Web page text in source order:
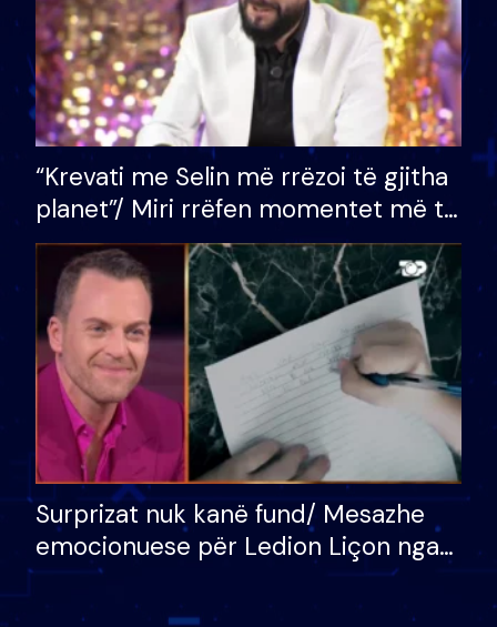
“Krevati me Selin më rrëzoi të gjitha
planet”/ Miri rrëfen momentet më të
bukura në shtëpinë e BB VIP: Do më
mungojë zilja e mëngjesit kur…
Surprizat nuk kanë fund/ Mesazhe
emocionuese për Ledion Liçon nga
nëna dhe fëmijët e tij, moderatori
nuk i mban dot lotët: Nuk meritoj…